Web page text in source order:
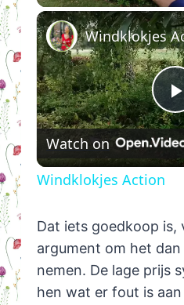
Windklokjes
Watch on
Windklokjes Action
Dat iets goedkoop is,
argument om het
nemen. De lage prijs
hen wat er fout is